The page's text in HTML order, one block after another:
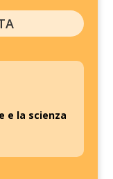
e la scienza